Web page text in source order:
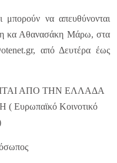
μπορούν να απευθύνονται
κα Αθανασάκη Μάρω, στα
από Δευτέρα έως
ΑΠΟ ΤΗΝ ΕΛΛΑΔΑ
Κοινοτικό